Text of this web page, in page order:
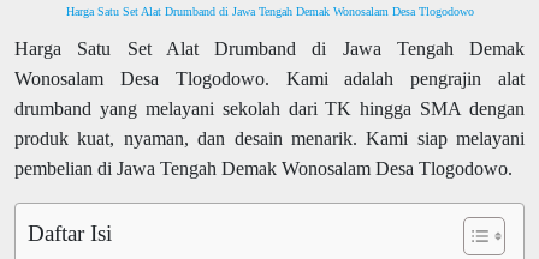
Harga Satu Set Alat Drumband di Jawa Tengah Demak Wonosalam Desa Tlogodowo
Harga Satu Set Alat Drumband di Jawa Tengah Demak
Wonosalam Desa Tlogodowo. Kami adalah pengrajin alat
drumband yang melayani sekolah dari TK hingga SMA dengan
produk kuat, nyaman, dan desain menarik. Kami siap melayani
pembelian di Jawa Tengah Demak Wonosalam Desa Tlogodowo.
Daftar Isi